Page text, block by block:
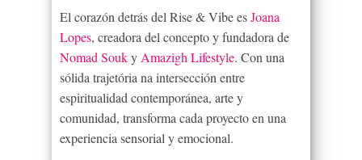
El corazón detrás del Rise & Vibe esJoana
Lopes, creadora del concepto y fundadora de
Nomad Souky Amazigh Lifestyle. Con una
sólida trajetória na intersección entre
espiritualidad contemporánea, arte y
comunidad, transforma cada proyecto en una
experiencia sensorial y emocional.